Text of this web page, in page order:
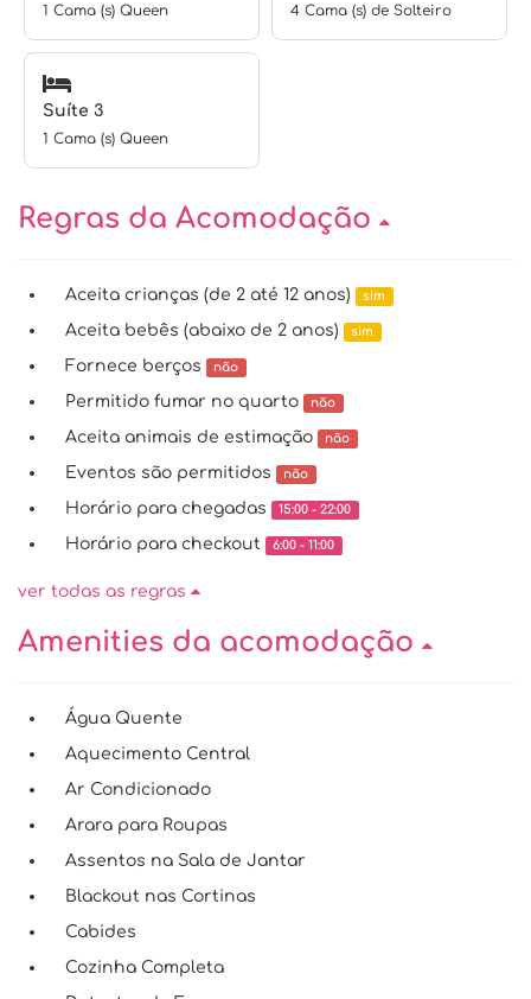
1 Cama (s) Queen 4 Cama (s) de Solteiro
Suíte 3
1 Cama (s) Queen
Regras da Acomodação
Aceita crianças (de 2 até 12 anos) sim
Aceita bebês (abaixo de 2 anos) sim
Fornece berços não
Permitido fumar no quarto não
Aceita animais de estimação não
Eventos são permitidos não
Horário para chegadas 15:00 - 22:00
Horário para checkout 6:00 - 11:00
ver todas as regras
Amenities da acomodação
Água Quente
Aquecimento Central
Ar Condicionado
Arara para Roupas
Assentos na Sala de Jantar
Blackout nas Cortinas
Cabides
Cozinha Completa